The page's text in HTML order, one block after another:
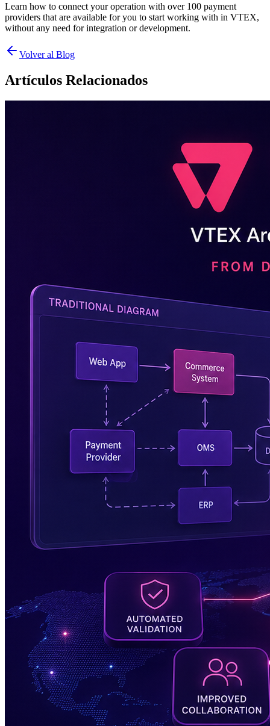
Learn how to connect your operation with over 100 payment
providers that are available for you to start working with in VTEX,
without any need for integration or development.
Volver al Blog
Artículos Relacionados